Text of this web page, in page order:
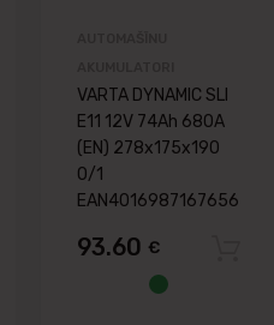
VARTA DYNAMIC SLI
E11 12V 74Ah 680A
(EN) 278x175x190
0/1
EAN4016987167656
93.60 €